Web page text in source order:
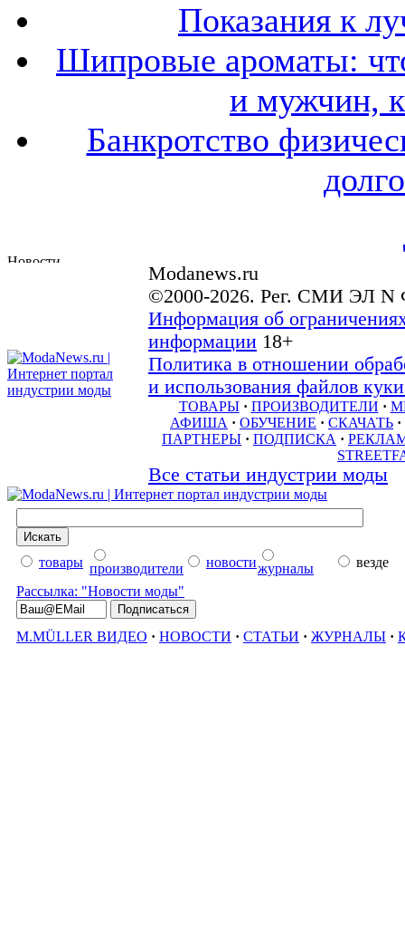
Показания к
Шипровые ароматы:
и мужчин,
Банкротство
Modanews.ru
©2000-2026. Рег. СМИ ЭЛ N
Информация об
информации 18+
Политика в отношении
и использования файлов
ТОВАРЫ · ПРОИЗВОДИТЕЛИ ·
АФИША · ОБУЧЕНИЕ · СКАЧАТЬ ·
ПАРТНЕРЫ · ПОДПИСКА ·
Все статьи индустрии моды
товары производители новостижурналы
везде
Рассылка: "Новости моды"
M.MÜLLER ВИДЕО · НОВОСТИ · СТАТЬИ · ЖУРНАЛЫ ·